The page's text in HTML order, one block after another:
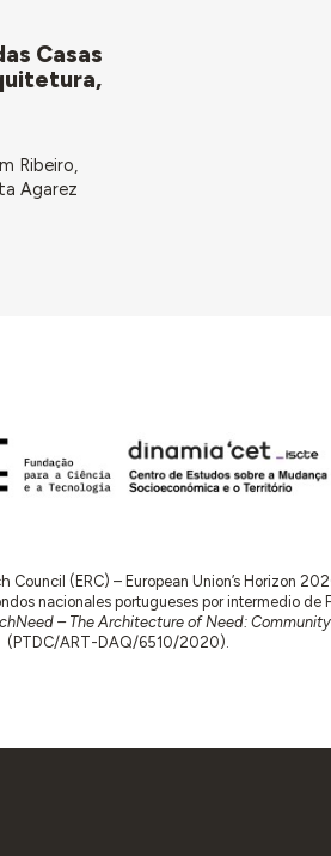
Casas
Ribeiro,
Agarez
Council (ERC) – European Union’s Horizon
nacionales portugueses por intermedio de
– The Architecture of Need:
(PTDC/ART-DAQ/6510/2020).